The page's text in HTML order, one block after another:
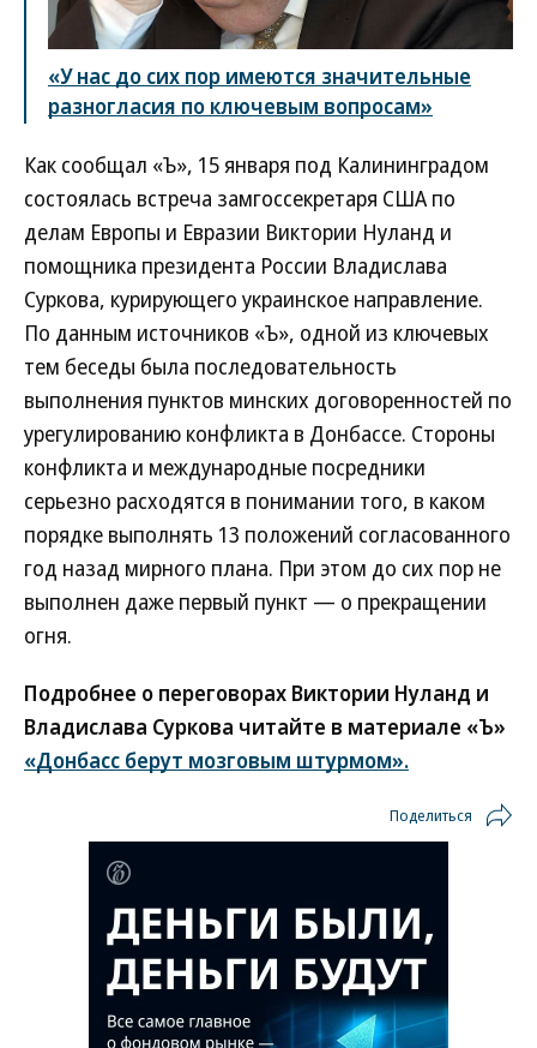
«У нас до сих пор имеются значительные
разногласия по ключевым вопросам»
Как сообщал «Ъ», 15 января под Калининградом
состоялась встреча замгоссекретаря США по
делам Европы и Евразии Виктории Нуланд и
помощника президента России Владислава
Суркова, курирующего украинское направление.
По данным источников «Ъ», одной из ключевых
тем беседы была последовательность
выполнения пунктов минских договоренностей по
урегулированию конфликта в Донбассе. Стороны
конфликта и международные посредники
серьезно расходятся в понимании того, в каком
порядке выполнять 13 положений согласованного
год назад мирного плана. При этом до сих пор не
выполнен даже первый пункт — о прекращении
огня.
Подробнее о переговорах Виктории Нуланд и
Владислава Суркова читайте в материале «Ъ»
«Донбасс берут мозговым штурмом».
Поделиться